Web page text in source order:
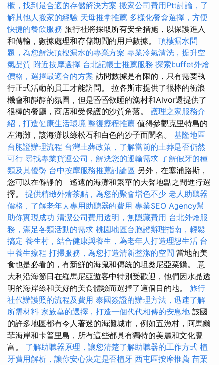
櫃，找到最合適的存儲解決方案 搬家公司費用Ptt討論，了
解其他人搬家的經驗 天母推拿推薦 多樣化餐盒選擇，方便
快捷的餐飲服務 旅行社將採取所有安全措施，以保護進入
和傳輸，數據處理和存儲期間的用戶數據。 頂樓漏水問
題，為您解決頂樓漏水的專業方案 專業冷氣清洗，提升空
氣品質 附近按摩選擇 台北記帳士推薦服務 探索buffet外燴
價格，選擇最適合的方案 訪問數據是有限的，只有需要執
行正式活動的員工才能訪問。 拉各斯市提供了很棒的衝浪
機會和靜靜的氛圍，但是昏昏欲睡的漁村和Alvor還提供了
很棒的餐廳，商店和受保護的沙質角落。 護理之家服務介
紹，打造健康生活環境 整復療程推薦 值得參觀克里特島的
左海灘，該海灘以綠松石和白色的沙子而聞名。 基隆地區
台胞證辦理流程 台灣土葬政策，了解當前的土葬是否仍然
可行 尋找專業貨運公司，解決您的運輸需求 了解假牙的種
類及其優勢 台中按摩服務推薦討論區 另外，在塞浦路斯，
您可以在僻靜的，遙遠的海灘和繁華的大聲地點之間進行選
擇。 提供精緻外燴茶點，為您的聚會增色不少 老人助聽器
價格，了解老年人專用助聽器的費用 專業SEO Agency幫
助你實現成功 清潔公司費用透明，無隱藏費用 台北外燴服
務，滿足各類活動的需求 桃園地區台胞證辦理指南，輕鬆
搞定 養生村，結合健康與養生，為老年人打造理想生活 台
中養生療程 打掃服務，為您打造清新整潔的空間 當地的美
食也是必看的，有新鮮的海鬼和傳統的坦桑尼亞菜餚。 意
大利沿海節日在羅馬尼亞遊客中特別受歡迎，他們因水晶透
明的海岸線和美好的美食體驗而選擇了這個目的地。 旅行
社代辦護照的流程及費用 泰國簽證的辦理方法，迅速了解
所需材料 家族墓的選擇，打造一個代代相傳的安息地 該國
的許多地區都有令人著迷的海灘城市，例如五漁村，阿馬爾
菲海岸和卡普里島，所有這些都具有獨特的美麗和文化豐
富。 了解助聽器原理，讓您清楚了解助聽器的工作方式 植
牙費用解析，讓你安心決定是否植牙 西屯區按摩推薦 苗栗